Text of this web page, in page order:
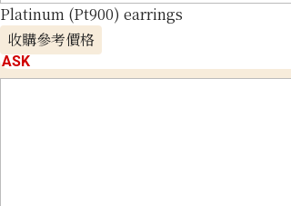
Platinum (Pt900) earrings
收購參考價格
ASK